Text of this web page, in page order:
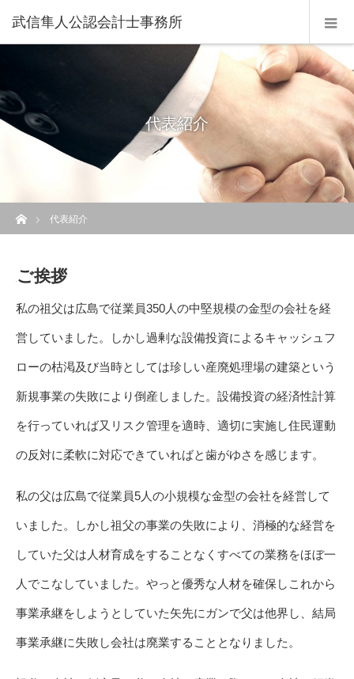
武信隼人公認会計士事務所
代表紹介
代表紹介
ご挨拶
私の祖父は広島で従業員350人の中堅規模の金型の会社を経
営していました。しかし過剰な設備投資によるキャッシュフ
ローの枯渇及び当時としては珍しい産廃処理場の建築という
新規事業の失敗により倒産しました。設備投資の経済性計算
を行っていれば又リスク管理を適時、適切に実施し住民運動
の反対に柔軟に対応できていればと歯がゆさを感じます。
私の父は広島で従業員5人の小規模な金型の会社を経営して
いました。しかし祖父の事業の失敗により、消極的な経営を
していた父は人材育成をすることなくすべての業務をほぼ一
人でこなしていました。やっと優秀な人材を確保しこれから
事業承継をしようとしていた矢先にガンで父は他界し、結局
事業承継に失敗し会社は廃業することとなりました。